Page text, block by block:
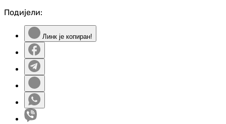
Подијели:
Линк је копиран!